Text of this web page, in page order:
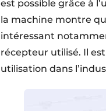
est possible grâce à
la machine montre
intéressant
récepteur utilisé. Il
utilisation dans